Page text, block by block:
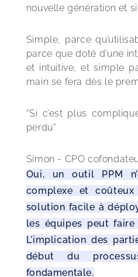
nouvelle génération et
Simple, parce
parce que doté d’une
et intuitive, et simple
main se fera dès le
“Si c’est plus
perdu”
Simon - CPO
Oui, un outil PPM
complexe et coûteux
solution facile à
les équipes peut
L'implication des
début du
fondamentale.